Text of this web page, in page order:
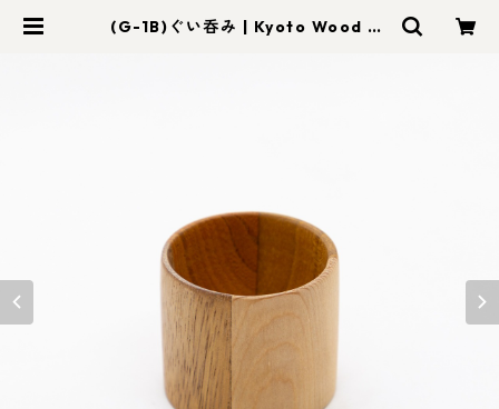
(G-1B)ぐい呑み | Kyoto Wood Ar